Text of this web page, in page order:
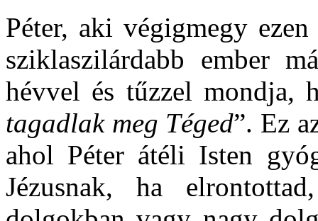
Péter, aki végigmegy
sziklaszilárdabb ember
hévvel és tűzzel mondja,
tagadlak meg Téged”. Ez
ahol Péter átéli Isten
Jézusnak, ha